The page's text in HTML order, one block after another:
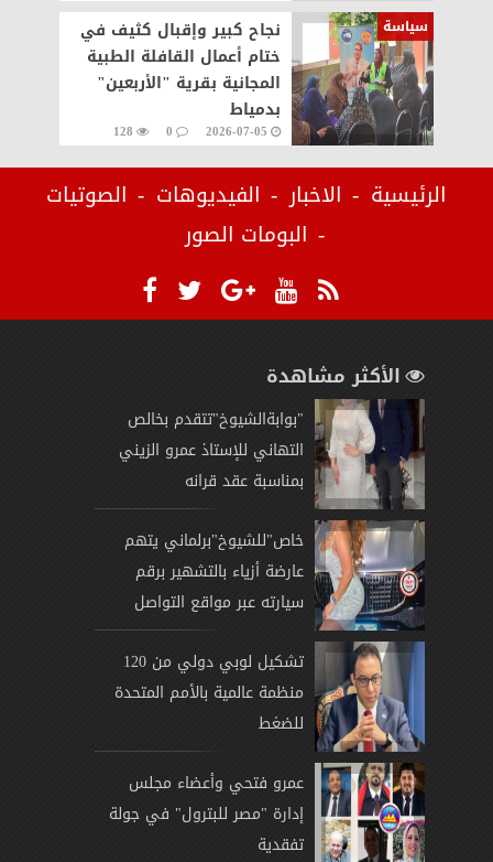
سياسة
نجاح كبير وإقبال كثيف في
ختام أعمال القافلة الطبية
المجانية بقرية "الأربعين"
بدمياط
2026-07-05
0
128
الرئيسية الاخبار الفيديوهات
الصوتيات
البومات الصور
الأكثر مشاهدة
"بوابةالشيوخ"تتقدم بخالص
التهاني للإستاذ عمرو الزيني
بمناسبة عقد قرانه
خاص"للشيوخ"برلماني يتهم
عارضة أزياء بالتشهير برقم
سيارته عبر مواقع التواصل
تشكيل لوبي دولي من 120
منظمة عالمية بالأمم المتحدة
للضغط
عمرو فتحي وأعضاء مجلس
إدارة "مصر للبترول" في جولة
تفقدية